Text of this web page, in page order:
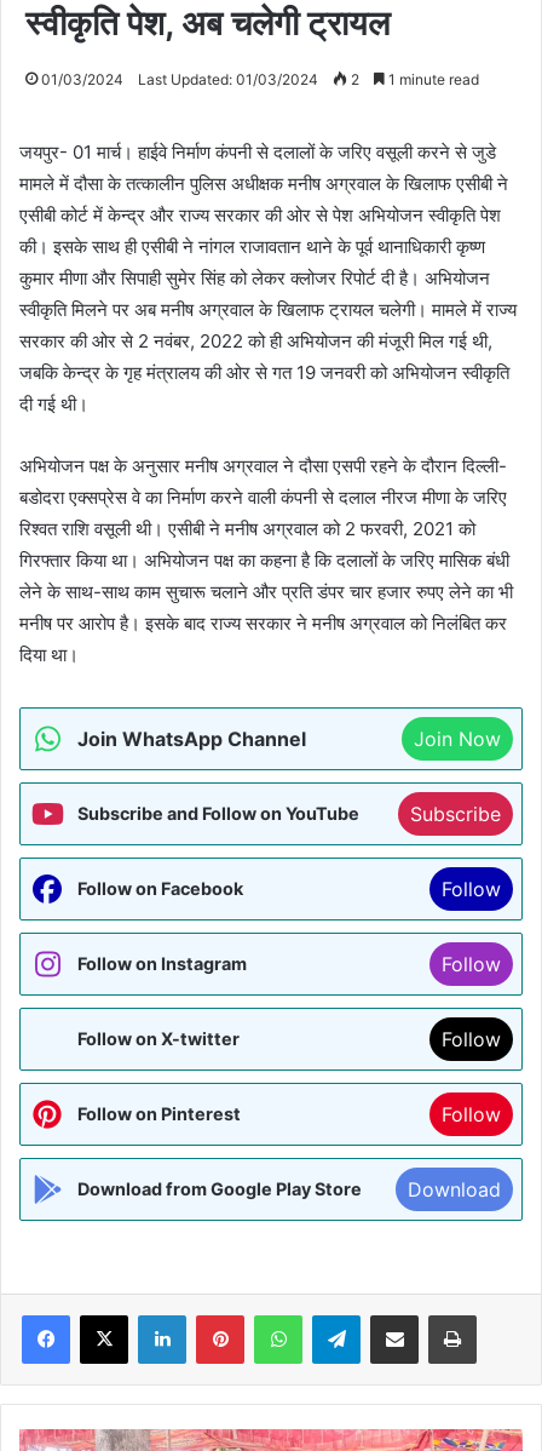
स्वीकृति पेश, अब चलेगी ट्रायल
01/03/2024 Last Updated: 01/03/2024 2 1 minute read
जयपुर- 01 मार्च। हाईवे निर्माण कंपनी से दलालों के जरिए वसूली करने से जुडे
मामले में दौसा के तत्कालीन पुलिस अधीक्षक मनीष अग्रवाल के खिलाफ एसीबी ने
एसीबी कोर्ट में केन्द्र और राज्य सरकार की ओर से पेश अभियोजन स्वीकृति पेश
की। इसके साथ ही एसीबी ने नांगल राजावतान थाने के पूर्व थानाधिकारी कृष्ण
कुमार मीणा और सिपाही सुमेर सिंह को लेकर क्लोजर रिपोर्ट दी है। अभियोजन
स्वीकृति मिलने पर अब मनीष अग्रवाल के खिलाफ ट्रायल चलेगी। मामले में राज्य
सरकार की ओर से 2 नवंबर, 2022 को ही अभियोजन की मंजूरी मिल गई थी,
जबकि केन्द्र के गृह मंत्रालय की ओर से गत 19 जनवरी को अभियोजन स्वीकृति
दी गई थी।
अभियोजन पक्ष के अनुसार मनीष अग्रवाल ने दौसा एसपी रहने के दौरान दिल्ली-
बडोदरा एक्सप्रेस वे का निर्माण करने वाली कंपनी से दलाल नीरज मीणा के जरिए
रिश्वत राशि वसूली थी। एसीबी ने मनीष अग्रवाल को 2 फरवरी, 2021 को
गिरफ्तार किया था। अभियोजन पक्ष का कहना है कि दलालों के जरिए मासिक बंधी
लेने के साथ-साथ काम सुचारू चलाने और प्रति डंपर चार हजार रुपए लेने का भी
मनीष पर आरोप है। इसके बाद राज्य सरकार ने मनीष अग्रवाल को निलंबित कर
दिया था।
Join WhatsApp Channel Join Now
Subscribe and Follow on YouTube Subscribe
Follow on Facebook Follow
Follow on Instagram Follow
Follow on X-twitter Follow
Follow on Pinterest Follow
Download from Google Play Store Download
Facebook
X LinkedInPinterestWhatsAppTelegramShare via Email Print
केंद्र